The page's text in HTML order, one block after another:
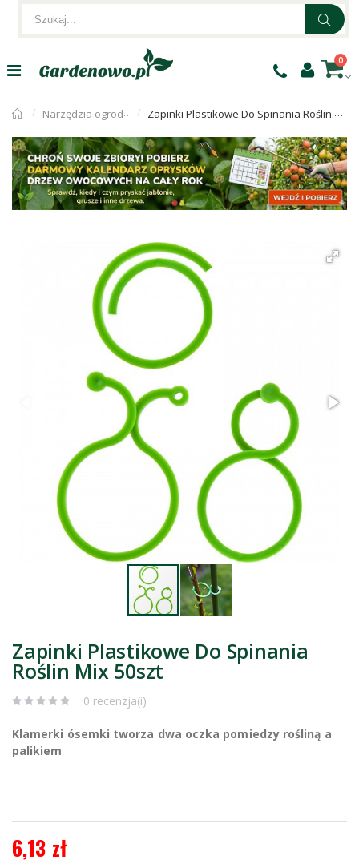
0
Narzędzia ogrodnicze Zapinki Plastikowe Do Spinania Roślin Mix 50szt
Zapinki Plastikowe Do Spinania
Roślin Mix 50szt
0 recenzja(i)
Klamerki ósemki tworza dwa oczka pomiedzy rośliną a
palikiem
6,13 zł